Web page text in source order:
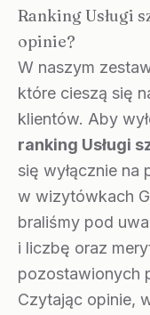
Ranking Usługi
opinie?
W naszym
które cieszą się
klientów. Aby
ranking Usługi
się wyłącznie na
w wizytówkach
braliśmy pod
i liczbę oraz
pozostawionych
Czytając opinie,